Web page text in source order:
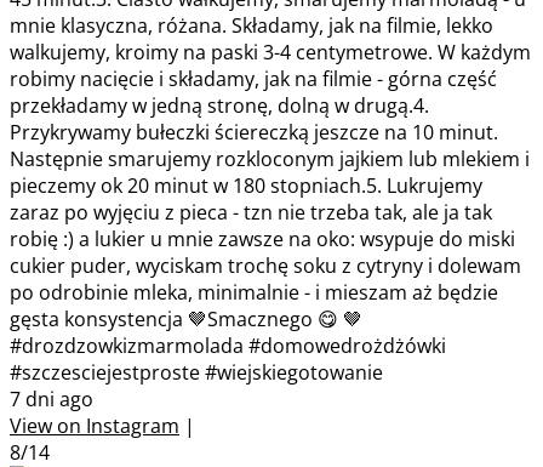
mnie klasyczna, różana. Składamy, jak na filmie, lekko
walkujemy, kroimy na paski 3-4 centymetrowe. W każdym
robimy nacięcie i składamy, jak na filmie - górna część
przekładamy w jedną stronę, dolną w drugą.4.
Przykrywamy bułeczki ściereczką jeszcze na 10 minut.
Następnie smarujemy rozkloconym jajkiem lub mlekiem i
pieczemy ok 20 minut w 180 stopniach.5. Lukrujemy
zaraz po wyjęciu z pieca - tzn nie trzeba tak, ale ja tak
robię :) a lukier u mnie zawsze na oko: wsypuje do miski
cukier puder, wyciskam trochę soku z cytryny i dolewam
po odrobinie mleka, minimalnie - i mieszam aż będzie
gęsta konsystencja 🤎Smacznego 😋 🤎
#drozdzowkizmarmolada #domowedrożdżówki
#szczesciejestproste #wiejskiegotowanie
7 dni ago
View on Instagram |
8/14